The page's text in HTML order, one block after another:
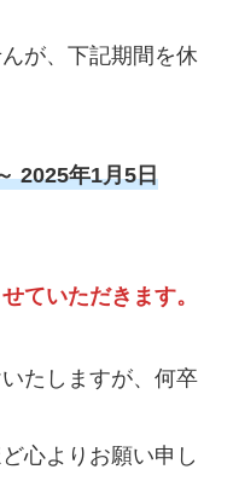
が、下記期間を休
2025年1月5日
ていただきます。
たしますが、何卒
心よりお願い申し